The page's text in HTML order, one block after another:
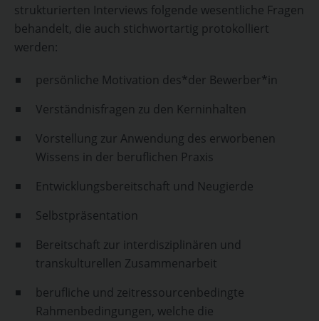
strukturierten Interviews folgende wesentliche Fragen
behandelt, die auch stichwortartig protokolliert
werden:
persönliche Motivation des*der Bewerber*in
Verständnisfragen zu den Kerninhalten
Vorstellung zur Anwendung des erworbenen
Wissens in der beruflichen Praxis
Entwicklungsbereitschaft und Neugierde
Selbstpräsentation
Bereitschaft zur interdisziplinären und
transkulturellen Zusammenarbeit
berufliche und zeitressourcenbedingte
Rahmenbedingungen, welche die